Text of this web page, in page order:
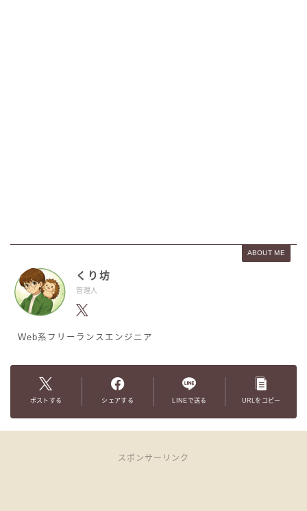
ABOUT ME
くり坊
管理人
Web系フリーランスエンジニア
ポストする シェアする LINEで送る URLをコピー
スポンサーリンク